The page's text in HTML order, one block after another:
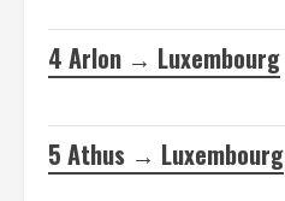
4 Arlon → Luxembourg
5 Athus → Luxembourg